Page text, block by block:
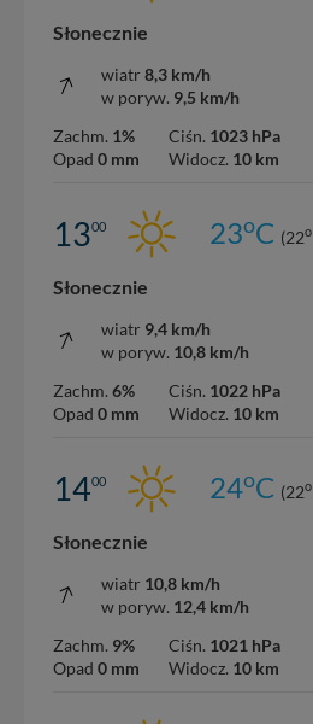
Słonecznie
wiatr 8,3 km/h
w poryw. 9,5 km/h
Zachm. 1%
Opad 0 mm
Ciśn. 1023 hPa
Widocz. 10 km
1300 23oC (22o
Słonecznie
wiatr 9,4 km/h
w poryw. 10,8 km/h
Zachm. 6%
Opad 0 mm
Ciśn. 1022 hPa
Widocz. 10 km
1400 24oC (22o
Słonecznie
wiatr 10,8 km/h
w poryw. 12,4 km/h
Zachm. 9%
Opad 0 mm
Ciśn. 1021 hPa
Widocz. 10 km